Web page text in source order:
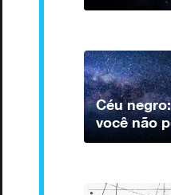
Céu
você não